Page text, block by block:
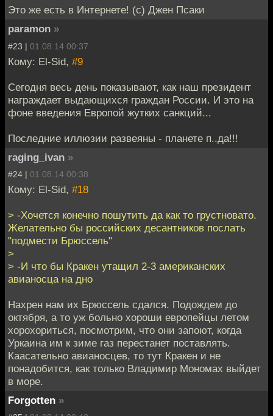
Это же есть в Интернете! (с) Джен Псаки
paramon »
#23 | 01.08.14 00:37
Кому: El-Sid, #9
Сегодня весь день показывают, как наш президент
награждает выдающихся граждан России. И это на
фоне введения Европой жутких санкций...
Последние иллюзии развеяны - планете п..да!!!
raging_ivan »
#24 | 01.08.14 00:38
Кому: El-Sid, #18
> -Хочется конечно пошутить да как то грустновато.
Желательно бы российских десантников послать
"подмести Брюссель"
>
> -И что бы Кракен утащил 2-3 американских
авианосца на дно
Нахрен нам их Брюссель сдался. Подождем до
октября, а то уж больно хороши европейцы летом
хорохориться, посмотрим, что они запоют, когда
Уркаина им к зиме газ перестанет поставлять.
Каасательно авианосцев, то тут Кракен и не
понадобится, как только Владимир Мономах выйдет
в море.
Forgotten »